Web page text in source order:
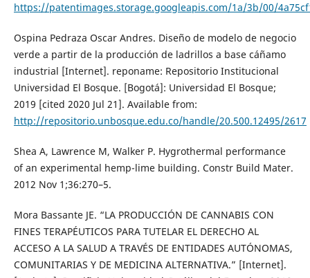
https://patentimages.storage.googleapis.com/1a/3b/00/
Ospina Pedraza Oscar Andres. Diseño de modelo de negocio
verde a partir de la producción de ladrillos a base cáñamo
industrial [Internet]. reponame: Repositorio Institucional
Universidad El Bosque. [Bogotá]: Universidad El Bosque;
2019 [cited 2020 Jul 21]. Available from:
http://repositorio.unbosque.edu.co/handle/20.500.12495/2617
Shea A, Lawrence M, Walker P. Hygrothermal performance
of an experimental hemp-lime building. Constr Build Mater.
2012 Nov 1;36:270–5.
Mora Bassante JE. “LA PRODUCCIÓN DE CANNABIS CON
FINES TERAPÉUTICOS PARA TUTELAR EL DERECHO AL
ACCESO A LA SALUD A TRAVÉS DE ENTIDADES AUTÓNOMAS,
COMUNITARIAS Y DE MEDICINA ALTERNATIVA.” [Internet].